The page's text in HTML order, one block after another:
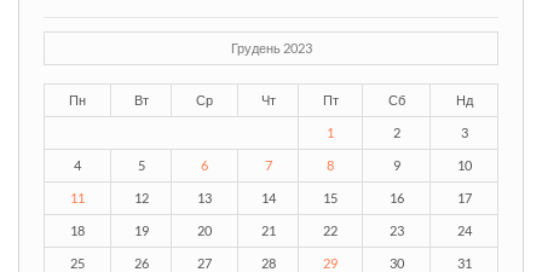
Грудень 2023
Пн Вт Ср Чт Пт Сб Нд
1 2 3
4 5 6 7 8 9 10
11 12 13 14 15 16 17
18 19 20 21 22 23 24
25 26 27 28 29 30 31